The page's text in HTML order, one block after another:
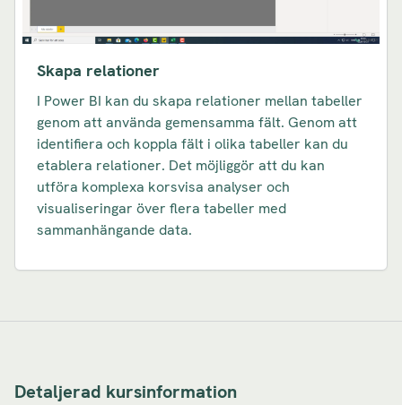
Skapa relationer
I Power BI kan du skapa relationer mellan tabeller
genom att använda gemensamma fält. Genom att
identifiera och koppla fält i olika tabeller kan du
etablera relationer. Det möjliggör att du kan
utföra komplexa korsvisa analyser och
visualiseringar över flera tabeller med
sammanhängande data.
Detaljerad kursinformation